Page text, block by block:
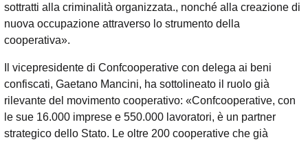
sottratti alla criminalità organizzata., nonché alla creazione di
nuova occupazione attraverso lo strumento della
cooperativa».
Il vicepresidente di Confcooperative con delega ai beni
confiscati, Gaetano Mancini, ha sottolineato il ruolo già
rilevante del movimento cooperativo: «Confcooperative, con
le sue 16.000 imprese e 550.000 lavoratori, è un partner
strategico dello Stato. Le oltre 200 cooperative che già